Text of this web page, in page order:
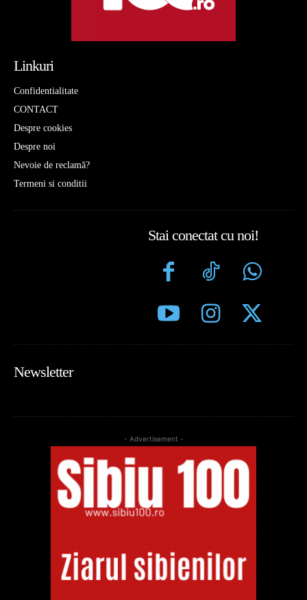
Linkuri
Confidentialitate
CONTACT
Despre cookies
Despre noi
Nevoie de reclamă?
Termeni si conditii
Stai conectat cu noi!
Newsletter
- Advertisement -